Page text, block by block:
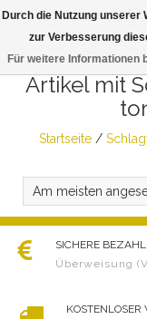
Artikel mit
Startseite /
Am meisten
SICHERE
Überweisung
KOSTENLOSER
Durch die Nutzung unserer
zur Verbesserung
Für weitere Informationen